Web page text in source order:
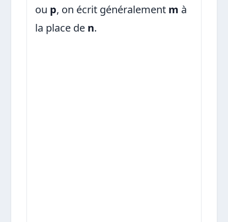
ou p, on écrit généralement m à
la place de n.